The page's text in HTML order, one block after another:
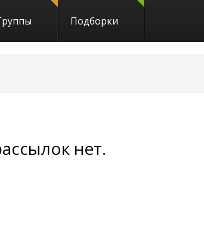
Подборки
нет.